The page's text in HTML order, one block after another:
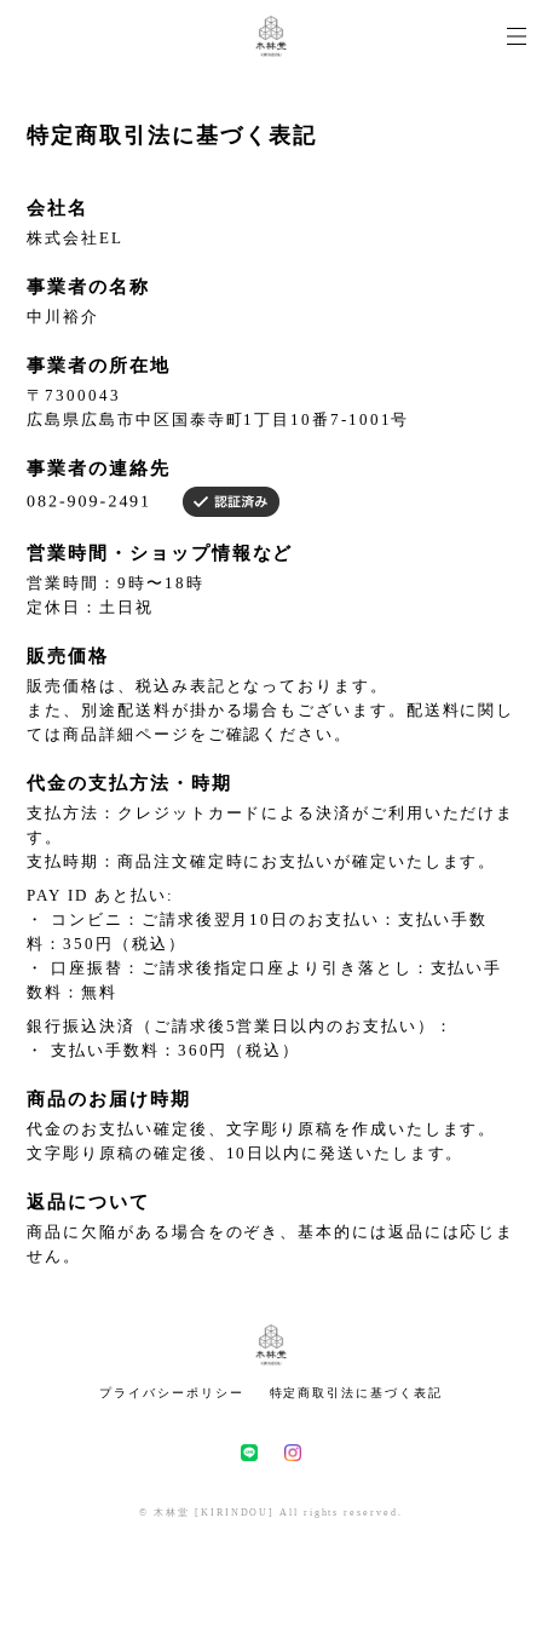
特定商取引法に基づく表記
会社名
株式会社EL
事業者の名称
中川裕介
事業者の所在地
〒7300043
広島県広島市中区国泰寺町1丁目10番7-1001号
事業者の連絡先
営業時間・ショップ情報など
営業時間：9時〜18時
定休日：土日祝
販売価格
販売価格は、税込み表記となっております。
また、別途配送料が掛かる場合もございます。配送料に関し
ては商品詳細ページをご確認ください。
代金の支払方法・時期
支払方法：クレジットカードによる決済がご利用いただけま
す。
支払時期：商品注文確定時にお支払いが確定いたします。
PAY ID あと払い:
・ コンビニ：ご請求後翌月10日のお支払い：支払い手数
料：350円（税込）
・ 口座振替：ご請求後指定口座より引き落とし：支払い手
数料：無料
銀行振込決済（ご請求後5営業日以内のお支払い）：
・ 支払い手数料：360円（税込）
商品のお届け時期
代金のお支払い確定後、文字彫り原稿を作成いたします。
文字彫り原稿の確定後、10日以内に発送いたします。
返品について
商品に欠陥がある場合をのぞき、基本的には返品には応じま
せん。
プライバシーポリシー 特定商取引法に基づく表記
© 木林堂 [KIRINDOU] All rights reserved.